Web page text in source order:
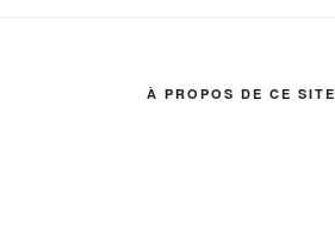
À PROPOS DE CE SITE